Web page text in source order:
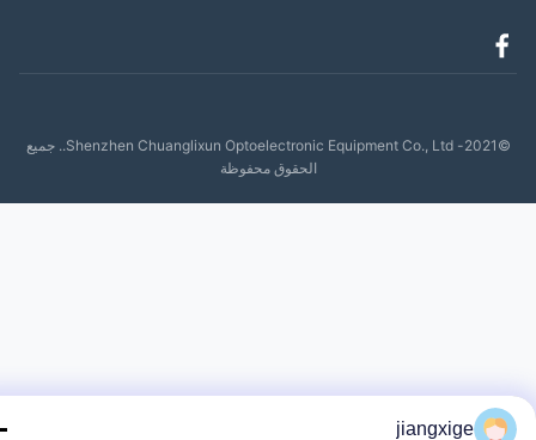
©2021- Shenzhen Chuanglixun Optoelectronic Equipment Co., Ltd.. جميع
الحقوق محفوظة
jiangxige